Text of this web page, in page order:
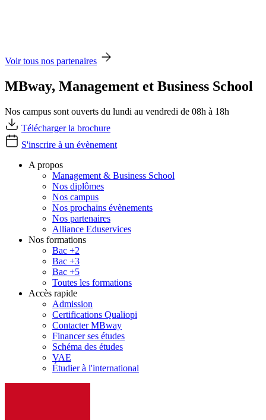
Voir tous nos partenaires
MBway, Management et Business School
Nos campus sont ouverts du lundi au vendredi de 08h à 18h
Télécharger la brochure
S'inscrire à un évènement
A propos
Management & Business School
Nos diplômes
Nos campus
Nos prochains évènements
Nos partenaires
Alliance Eduservices
Nos formations
Bac +2
Bac +3
Bac +5
Toutes les formations
Accès rapide
Admission
Certifications Qualiopi
Contacter MBway
Financer ses études
Schéma des études
VAE
Étudier à l'international